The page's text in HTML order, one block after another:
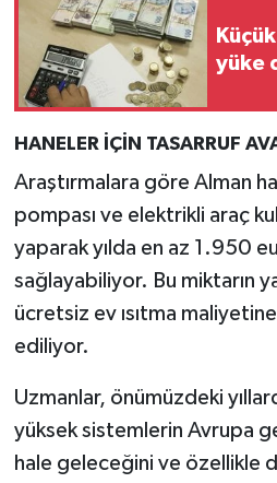
yüke
HANELER İÇİN TASARRUF
Araştırmalara göre Alman
pompası ve elektrikli araç
yaparak yılda en az 1.950
sağlayabiliyor. Bu miktarın
ücretsiz ev ısıtma
ediliyor.
Uzmanlar, önümüzdeki
yüksek sistemlerin Avrupa
hale geleceğini ve özellikle